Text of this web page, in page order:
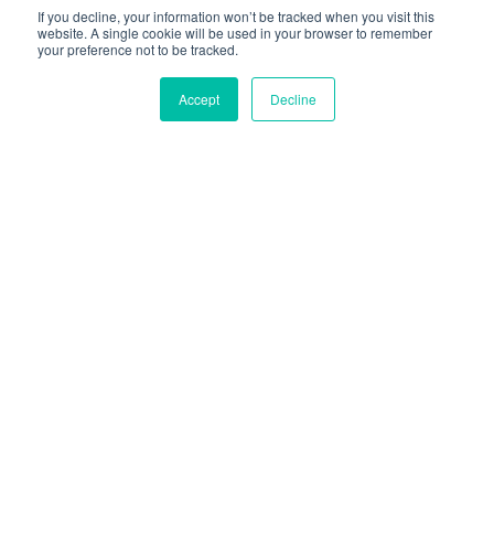
If you decline, your information won’t be tracked when you visit this
website. A single cookie will be used in your browser to remember
your preference not to be tracked.
Accept Decline
„Skuteczna strategia marketingowa, atrakcyjny
kontent oraz świetne kreacje powodują
poszerzanie grona odbiorców, a jednocześnie
użytkowników naszych produktów”.
DEMO HubSpot